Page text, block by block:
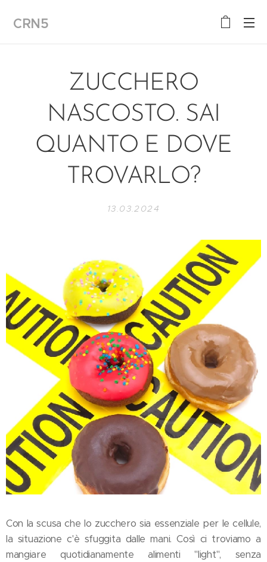
CRN5
ZUCCHERO
NASCOSTO. SAI
QUANTO E DOVE
TROVARLO?
13.03.2024
Con la scusa che lo zucchero sia essenziale per le cellule,
la situazione c'è sfuggita dalle mani. Così ci troviamo a
mangiare quotidianamente alimenti "light", senza